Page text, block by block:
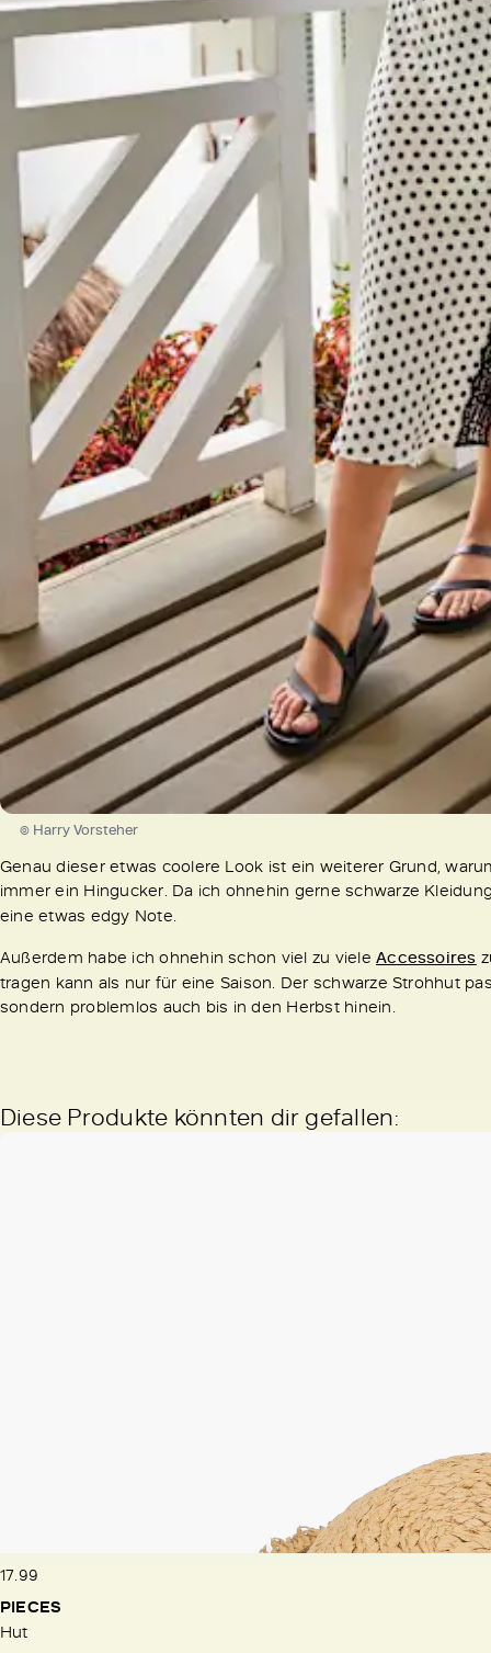
© Harry Vorsteher
Genau dieser etwas coolere Look ist ein weiterer Grund,
immer ein Hingucker. Da ich ohnehin gerne schwarze
eine etwas edgy Note.
Außerdem habe ich ohnehin schon viel zu vieleAccessoires
tragen kann als nur für eine Saison. Der schwarze Strohhut
sondern problemlos auch bis in den Herbst hinein.
Diese Produkte könnten dir gefallen:
17.99
PIECES
Hut